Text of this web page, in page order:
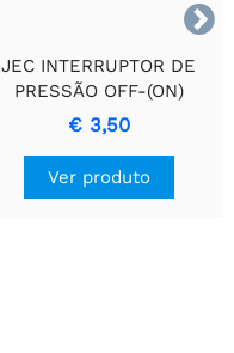

JEC INTERRUPTOR DE
PRESSÃO OFF-(ON)
PRETO 1A - 250V
€ 3,50
Ver produto